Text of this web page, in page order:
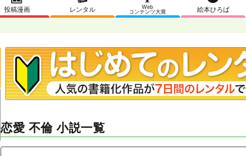
投稿漫画 レンタル
Web
コンテンツ大賞
絵本ひろば
恋愛 不倫 小説一覧